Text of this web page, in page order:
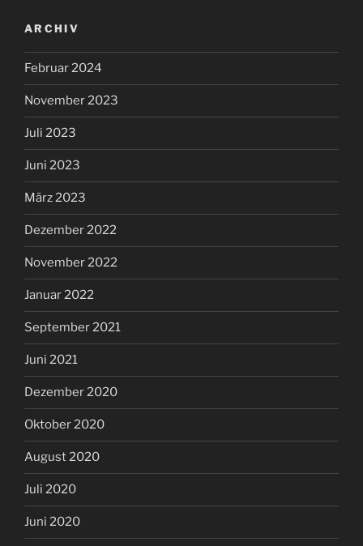
ARCHIV
Februar 2024
November 2023
Juli 2023
Juni 2023
März 2023
Dezember 2022
November 2022
Januar 2022
September 2021
Juni 2021
Dezember 2020
Oktober 2020
August 2020
Juli 2020
Juni 2020